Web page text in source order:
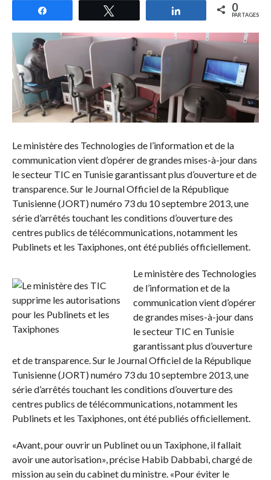
Partagez 0
PARTAGES
Le ministère des Technologies de l’information et de la
communication vient d’opérer de grandes mises-à-jour dans
le secteur TIC en Tunisie garantissant plus d’ouverture et de
transparence. Sur le Journal Officiel de la République
Tunisienne (JORT) numéro 73 du 10 septembre 2013, une
série d’arrêtés touchant les conditions d’ouverture des
centres publics de télécommunications, notamment les
Publinets et les Taxiphones, ont été publiés officiellement.
Le ministère des Technologies
de l’information et de la
communication vient d’opérer
de grandes mises-à-jour dans
le secteur TIC en Tunisie
garantissant plus d’ouverture
et de transparence. Sur le Journal Officiel de la République
Tunisienne (JORT) numéro 73 du 10 septembre 2013, une
série d’arrêtés touchant les conditions d’ouverture des
centres publics de télécommunications, notamment les
Publinets et les Taxiphones, ont été publiés officiellement.
«Avant, pour ouvrir un Publinet ou un Taxiphone, il fallait
avoir une autorisation», précise Habib Dabbabi, chargé de
mission au sein du cabinet du ministre. «Pour éviter le